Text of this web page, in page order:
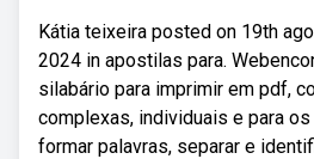
Kátia teixeira posted on 19th
2024 in apostilas para.
silabário para imprimir em pdf,
complexas, individuais e para os
formar palavras, separar e